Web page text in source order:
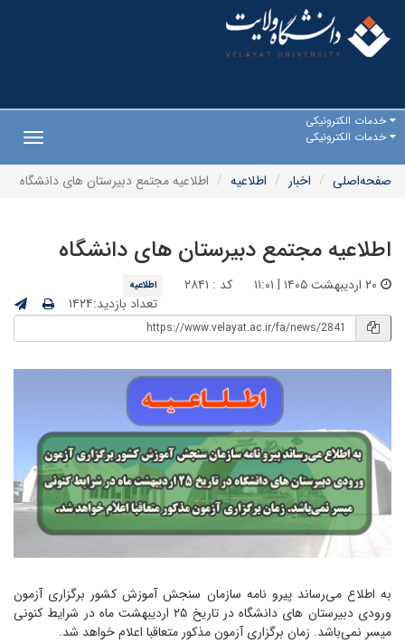
خدمات الکترونیکی
خدمات الکترونیکی
صفحه‌اصلی
اخبار اطلاعیه اطلاعیه مجتمع دبیرستان های دانشگاه
اطلاعیه مجتمع دبیرستان های دانشگاه
کد : ۲۸۴۱ اطلاعیه
تعداد بازدید:۱۴۲۴
به اطلاع می‌رساند پیرو نامه سازمان سنجش آموزش کشور برگزاری آزمون
ورودی دبیرستان های دانشگاه در تاریخ ۲۵ اردیبهشت ماه در شرایط کنونی
میسر نمی‌باشد. زمان برگزاری آزمون مذکور متعاقبا اعلام خواهد شد.